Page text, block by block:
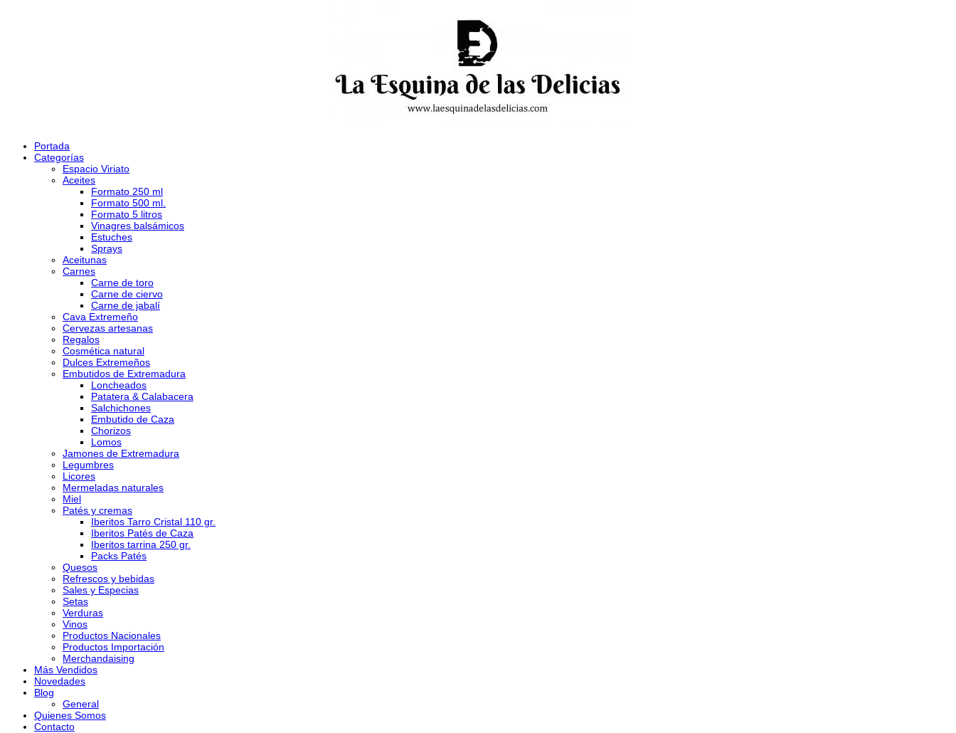
Portada
Categorías
Espacio Viriato
Aceites
Formato 250 ml
Formato 500 ml.
Formato 5 litros
Vinagres balsámicos
Estuches
Sprays
Aceitunas
Carnes
Carne de toro
Carne de ciervo
Carne de jabalí
Cava Extremeño
Cervezas artesanas
Regalos
Cosmética natural
Dulces Extremeños
Embutidos de Extremadura
Loncheados
Patatera & Calabacera
Salchichones
Embutido de Caza
Chorizos
Lomos
Jamones de Extremadura
Legumbres
Licores
Mermeladas naturales
Miel
Patés y cremas
Iberitos Tarro Cristal 110 gr.
Iberitos Patés de Caza
Iberitos tarrina 250 gr.
Packs Patés
Quesos
Refrescos y bebidas
Sales y Especias
Setas
Verduras
Vinos
Productos Nacionales
Productos Importación
Merchandaising
Más Vendidos
Novedades
Blog
General
Quienes Somos
Contacto